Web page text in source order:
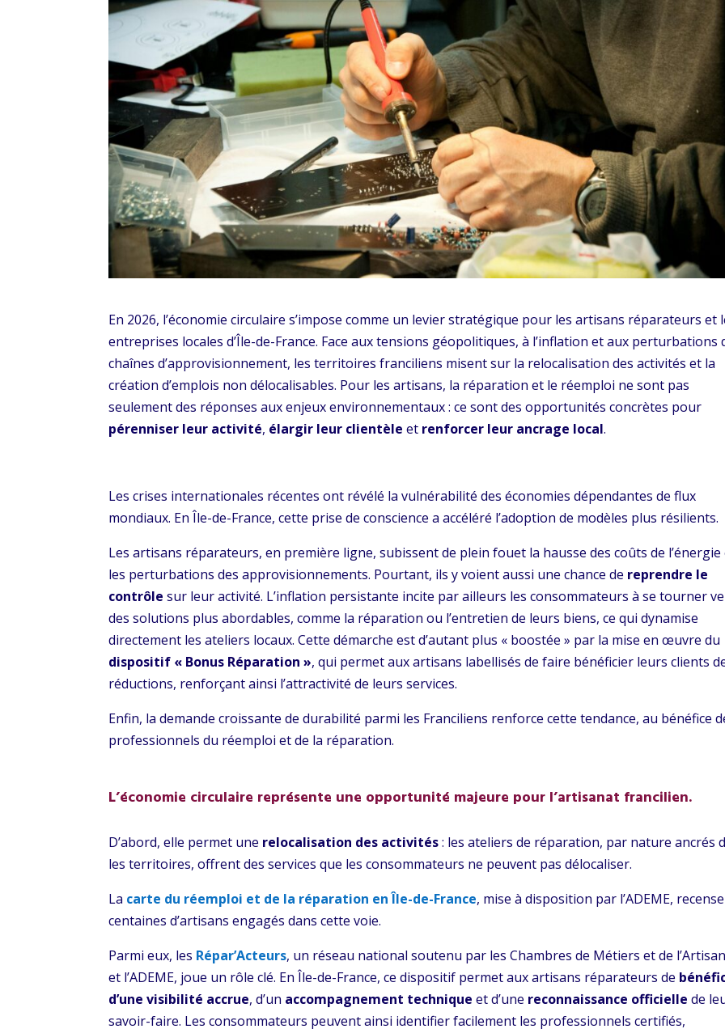
En 2026, l’économie circulaire s’impose comme un levier stratégique pour les artisans réparateurs et
entreprises locales d’Île-de-France. Face aux tensions géopolitiques, à l’inflation et aux perturbations
chaînes d’approvisionnement, les territoires franciliens misent sur la relocalisation des activités et la
création d’emplois non délocalisables. Pour les artisans, la réparation et le réemploi ne sont pas
seulement des réponses aux enjeux environnementaux : ce sont des opportunités concrètes pour
pérenniser leur activité, élargir leur clientèle et renforcer leur ancrage local.
Les crises internationales récentes ont révélé la vulnérabilité des économies dépendantes de flux
mondiaux. En Île-de-France, cette prise de conscience a accéléré l’adoption de modèles plus résilients.
Les artisans réparateurs, en première ligne, subissent de plein fouet la hausse des coûts de l’énergie
les perturbations des approvisionnements. Pourtant, ils y voient aussi une chance de reprendre le
contrôle sur leur activité. L’inflation persistante incite par ailleurs les consommateurs à se tourner
des solutions plus abordables, comme la réparation ou l’entretien de leurs biens, ce qui dynamise
directement les ateliers locaux. Cette démarche est d’autant plus « boostée » par la mise en œuvre du
dispositif « Bonus Réparation », qui permet aux artisans labellisés de faire bénéficier leurs clients
réductions, renforçant ainsi l’attractivité de leurs services.
Enfin, la demande croissante de durabilité parmi les Franciliens renforce cette tendance, au bénéfice
professionnels du réemploi et de la réparation.
L’économie circulaire représente une opportunité majeure pour l’artisanat francilien.
D’abord, elle permet une relocalisation des activités: les ateliers de réparation, par nature ancrés
les territoires, offrent des services que les consommateurs ne peuvent pas délocaliser.
La carte du réemploi et de la réparation en Île-de-France, mise à disposition par l’ADEME,
centaines d’artisans engagés dans cette voie.
Parmi eux, les Répar’Acteurs, un réseau national soutenu par les Chambres de Métiers et de
et l’ADEME, joue un rôle clé. En Île-de-France, ce dispositif permet aux artisans réparateurs de
d’une visibilité accrue, d’un accompagnement technique et d’une reconnaissance officielle de
savoir-faire. Les consommateurs peuvent ainsi identifier facilement les professionnels certifiés,